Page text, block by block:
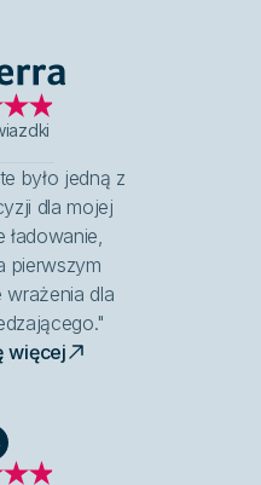
było jedną z
dla mojej
pierwszym
wrażenia dla
więcej